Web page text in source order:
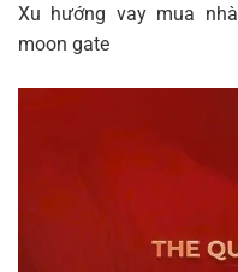
Xu hướng vay mua
moon gate